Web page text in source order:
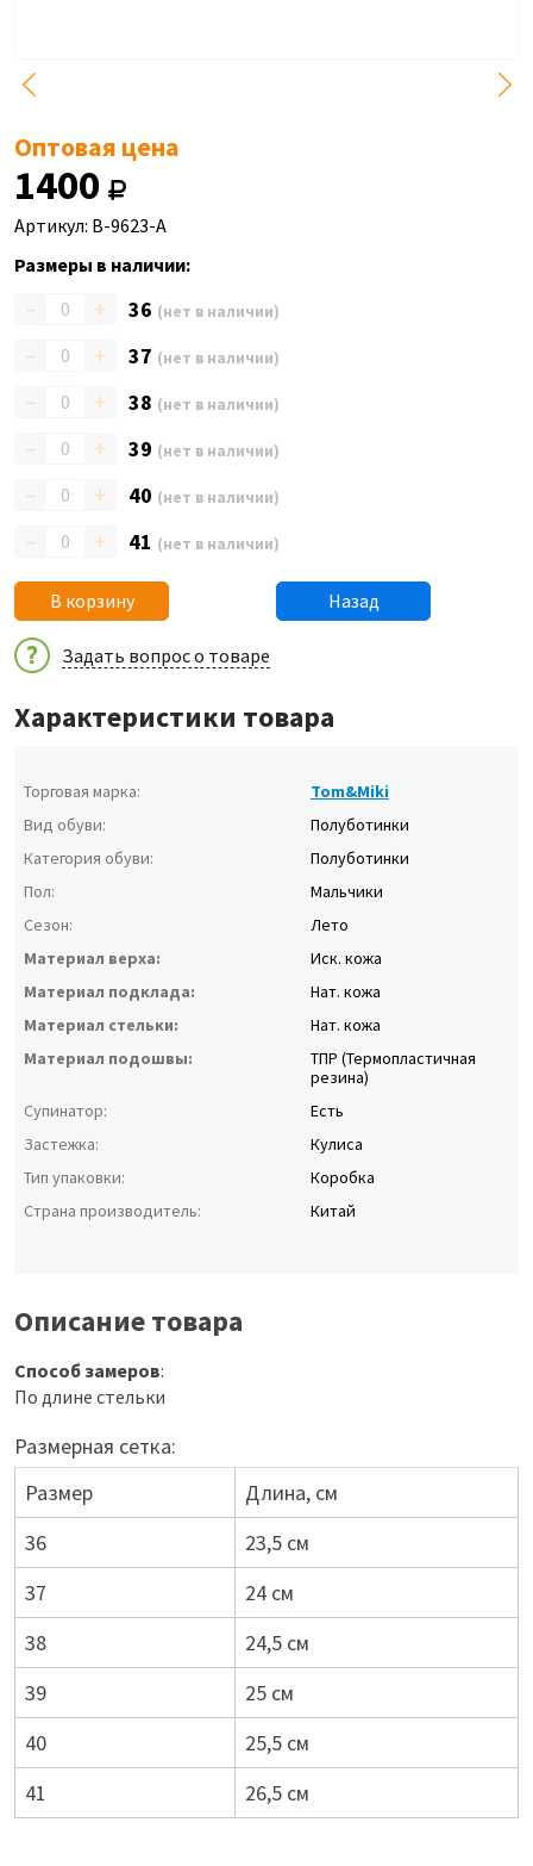
Оптовая цена
1400
Артикул: B-9623-A
Размеры в наличии:
– + 36 (нет в наличии)
– + 37 (нет в наличии)
– + 38 (нет в наличии)
– + 39 (нет в наличии)
– + 40 (нет в наличии)
– + 41 (нет в наличии)
В корзину Назад
Задать вопрос о товаре
Характеристики товара
Торговая марка:
Tom&Miki
Вид обуви:
Полуботинки
Категория обуви:
Полуботинки
Пол:
Мальчики
Сезон:
Лето
Материал верха:
Иск. кожа
Материал подклада:
Нат. кожа
Материал стельки:
Нат. кожа
Материал подошвы:
ТПР (Термопластичная
резина)
Супинатор:
Есть
Застежка:
Кулиса
Тип упаковки:
Коробка
Страна производитель:
Китай
Описание товара
Способ замеров:
По длине стельки
Размерная сетка:
Размер
Длина, см
36
23,5 см
37
24 см
38
24,5 см
39
25 см
40
25,5 см
41
26,5 см